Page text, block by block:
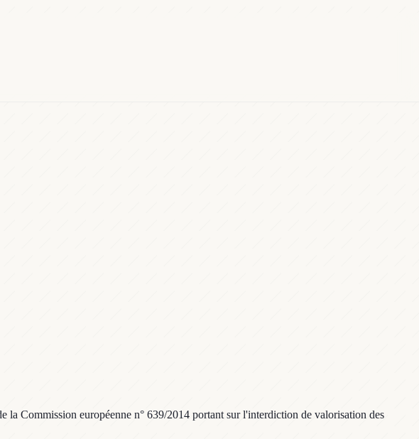
la Commission européenne n° 639/2014 portant sur l'interdiction de valorisation des